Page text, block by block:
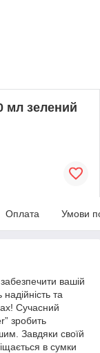
мл зелений
Оплата Умови
вашій
та
Сучасний
зробить
Завдяки своїй
в сумки